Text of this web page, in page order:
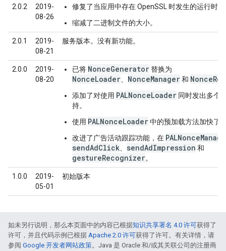
2.0.2
2019-
08-26
修复了当应用中存在 OpenSSL 时发生的运行时
缩减了二进制文件的大小。
2.0.1
2019-
08-21
服务版本。没有新功能。
2.0.0
2019-
08-20
已将 NonceGenerator替换为
NonceLoader NonceManager和
添加了对使用 PALNonceLoader 同时发出多个
持。
使用 PALNonceLoader中的预加载方法加快了
改进了广告活动跟踪功能，在
sendAdClick
sendAdImpression 和
gestureRecognizer。
1.0.0
2019-
05-01
初始版本
如未另行说明，那么本页面中的内容已根据知识共享署名 4.0 许可获得了
许可，并且代码示例已根据 Apache 2.0 许可获得了许可。有关详情，请
参阅 Google 开发者网站政策。Java 是 Oracle 和/或其关联公司的注册商